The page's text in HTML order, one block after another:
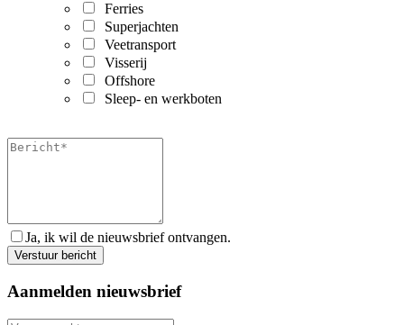
Ferries
Superjachten
Veetransport
Visserij
Offshore
Sleep- en werkboten
Ja, ik wil de nieuwsbrief ontvangen.
Aanmelden nieuwsbrief